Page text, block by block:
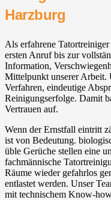
Harzburg
Als erfahrene
ersten Anruf bis zur
Information,
Mittelpunkt unserer Arbeit.
Verfahren, eindeutige
Reinigungserfolge. Damit
Vertrauen auf.
Wenn der Ernstfall eintritt
ist von Bedeutung.
üble Gerüche stellen eine
fachmännische
Räume wieder gefahrlos
entlastet werden. Unser
mit technischem Know-